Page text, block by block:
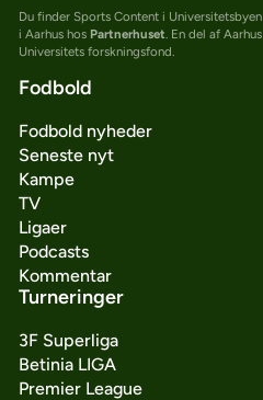
Du finder Sports Content i Universitetsbyen
i Aarhus hos Partnerhuset . En del af Aarhus
Universitets forskningsfond.
Fodbold
Fodbold nyheder
Seneste nyt
Kampe
TV
Ligaer
Podcasts
Kommentar
Turneringer
3F Superliga
Betinia LIGA
Premier League